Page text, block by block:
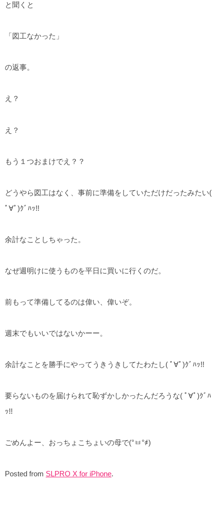
と聞くと
「図工なかった」
の返事。
え？
え？
もう１つおまけでえ？？
どうやら図工はなく、事前に準備をしていただけだったみたい(
ﾟ∀ﾟ)ｸﾞﾊｯ!!
余計なことしちゃった。
なぜ週明けに使うものを平日に買いに行くのだ。
前もって準備してるのは偉い、偉いぞ。
週末でもいいではないかーー。
余計なことを勝手にやってうきうきしてたわたし( ﾟ∀ﾟ)ｸﾞﾊｯ!!
要らないものを届けられて恥ずかしかったんだろうな( ﾟ∀ﾟ)ｸﾞﾊ
ｯ!!
ごめんよー、おっちょこちょいの母で(°ㅂ°҂)
Posted from SLPRO X for iPhone.